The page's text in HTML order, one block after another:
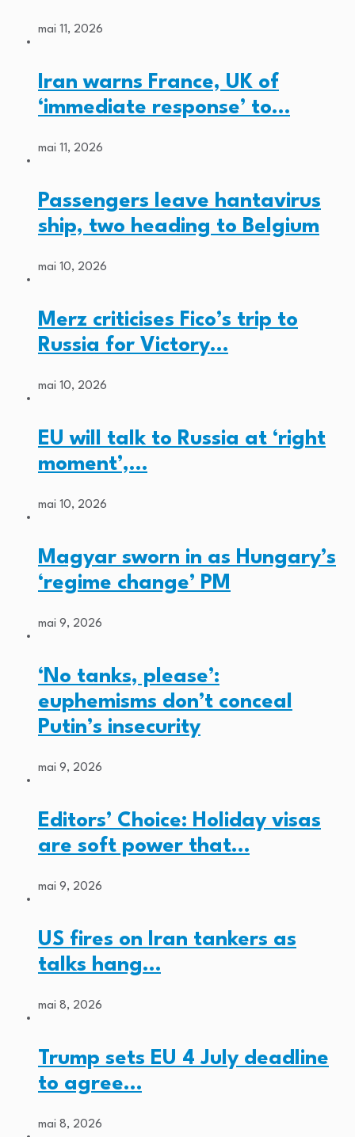
mai 11, 2026
Iran warns France, UK of
‘immediate response’ to…
mai 11, 2026
Passengers leave hantavirus
ship, two heading to Belgium
mai 10, 2026
Merz criticises Fico’s trip to
Russia for Victory…
mai 10, 2026
EU will talk to Russia at ‘right
moment’,…
mai 10, 2026
Magyar sworn in as Hungary’s
‘regime change’ PM
mai 9, 2026
‘No tanks, please’:
euphemisms don’t conceal
Putin’s insecurity
mai 9, 2026
Editors’ Choice: Holiday visas
are soft power that…
mai 9, 2026
US fires on Iran tankers as
talks hang…
mai 8, 2026
Trump sets EU 4 July deadline
to agree…
mai 8, 2026